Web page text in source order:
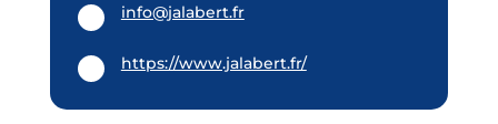
info@jalabert.fr
https://www.jalabert.fr/